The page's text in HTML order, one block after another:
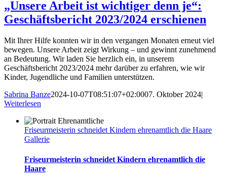
„Unsere Arbeit ist wichtiger denn je“:
Geschäftsbericht 2023/2024 erschienen
Mit Ihrer Hilfe konnten wir in den vergangen Monaten erneut viel
bewegen. Unsere Arbeit zeigt Wirkung – und gewinnt zunehmend
an Bedeutung. Wir laden Sie herzlich ein, in unserem
Geschäftsbericht 2023/2024 mehr darüber zu erfahren, wie wir
Kinder, Jugendliche und Familien unterstützen.
Sabrina Banze2024-10-07T08:51:07+02:0007. Oktober 2024|
Weiterlesen
Friseurmeisterin schneidet Kindern ehrenamtlich die Haare
Gallerie
Friseurmeisterin schneidet Kindern ehrenamtlich die
Haare